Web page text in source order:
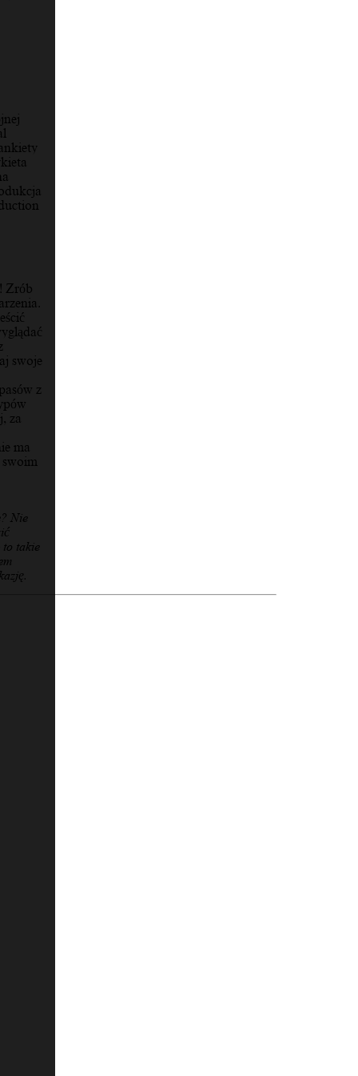
Zrób
swoje
z
za
ma
Nie
to takie